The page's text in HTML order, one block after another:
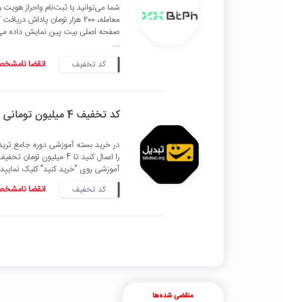
شما می‌توانید با ثبت‌نام واحراز
معامله، 200 هزار تومان
...
کد تخفیف
انقضا
کد تخفیف 4 میلیون تومانی دوره جامع ترید تبدیل
در خرید بسته آموزشی دوره جامع
را اعمال کنید تا 4
آموزشی روی "خرید کنید" کلیک
کد تخفیف
انقضا
منقضی شده‌ها